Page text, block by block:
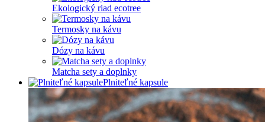
Ekologický riad ecotree
Termosky na kávu
Dózy na kávu
Matcha sety a doplnky
Plniteľné kapsule